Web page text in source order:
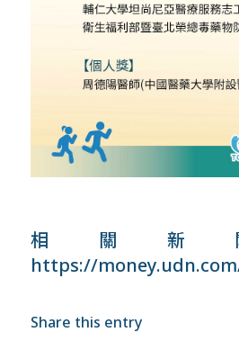
相關
https://
Share this entry